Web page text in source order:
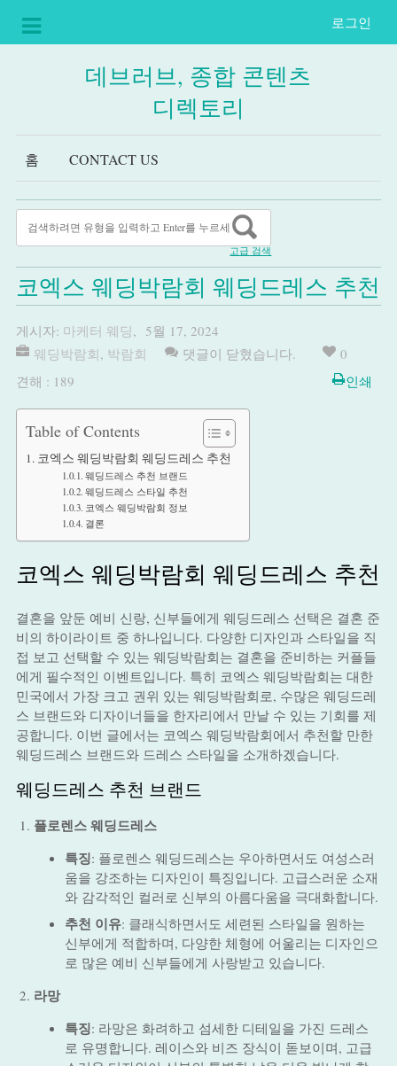
로그인
데브러브, 종합 콘텐츠
디렉토리
홈 CONTACT US
고급 검색
코엑스 웨딩박람회 웨딩드레스 추천
게시자: 마케터 웨딩, 5월 17, 2024
웨딩박람회, 박람회 댓글이 닫혔습니다.
0
견해 : 189
인쇄
Table of Contents
코엑스 웨딩박람회 웨딩드레스 추천
웨딩드레스 추천 브랜드
웨딩드레스 스타일 추천
코엑스 웨딩박람회 정보
결론
코엑스 웨딩박람회 웨딩드레스 추천
결혼을 앞둔 예비 신랑, 신부들에게 웨딩드레스 선택은 결혼 준
비의 하이라이트 중 하나입니다. 다양한 디자인과 스타일을 직
접 보고 선택할 수 있는 웨딩박람회는 결혼을 준비하는 커플들
에게 필수적인 이벤트입니다. 특히 코엑스 웨딩박람회는 대한
민국에서 가장 크고 권위 있는 웨딩박람회로, 수많은 웨딩드레
스 브랜드와 디자이너들을 한자리에서 만날 수 있는 기회를 제
공합니다. 이번 글에서는 코엑스 웨딩박람회에서 추천할 만한
웨딩드레스 브랜드와 드레스 스타일을 소개하겠습니다.
웨딩드레스 추천 브랜드
플로렌스 웨딩드레스
특징: 플로렌스 웨딩드레스는 우아하면서도 여성스러
움을 강조하는 디자인이 특징입니다. 고급스러운 소재
와 감각적인 컬러로 신부의 아름다움을 극대화합니다.
추천 이유: 클래식하면서도 세련된 스타일을 원하는
신부에게 적합하며, 다양한 체형에 어울리는 디자인으
로 많은 예비 신부들에게 사랑받고 있습니다.
라망
특징: 라망은 화려하고 섬세한 디테일을 가진 드레스
로 유명합니다. 레이스와 비즈 장식이 돋보이며, 고급